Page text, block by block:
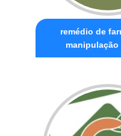
remédio de
manipulação